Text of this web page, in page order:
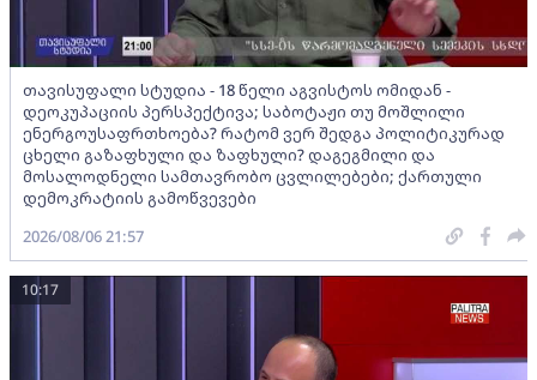
თავისუფალი სტუდია - 18 წელი აგვისტოს ომიდან -
დეოკუპაციის პერსპექტივა; საბოტაჟი თუ მოშლილი
ენერგოუსაფრთხოება? რატომ ვერ შედგა პოლიტიკურად
ცხელი გაზაფხული და ზაფხული? დაგეგმილი და
მოსალოდნელი სამთავრობო ცვლილებები; ქართული
დემოკრატიის გამოწვევები
2026/08/06 21:57
10:17